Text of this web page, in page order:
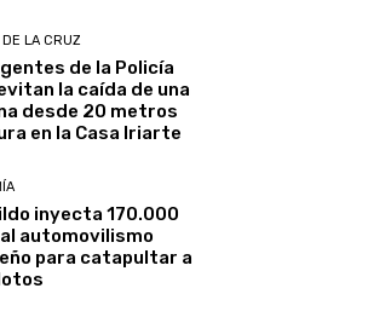
DE LA CRUZ
de la Policía
la caída de una
desde 20 metros
en la Casa Iriarte
inyecta 170.000
automovilismo
para catapultar a